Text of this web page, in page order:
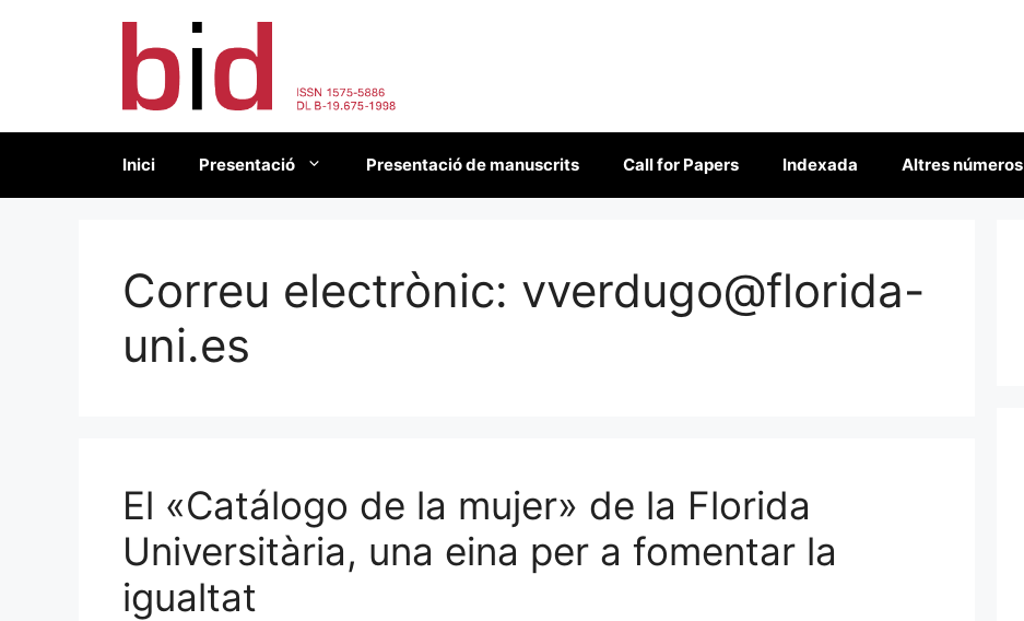
Inici Presentació Presentació de manuscrits Call for Papers Indexada Altres números
Correu electrònic: vverdugo@florida-
uni.es
El «Catálogo de la mujer» de la Florida
Universitària, una eina per a fomentar la
igualtat